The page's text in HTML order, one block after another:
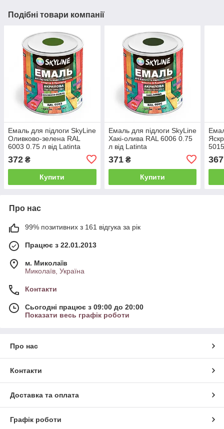
Подібні товари компанії
Емаль для підлоги SkyLine
Оливково-зелена RAL
6003 0.75 л від Latinta
372 ₴
Купити
Емаль для підлоги SkyLine
Хакі-олива RAL 6006 0.75
л від Latinta
371₴
Купити
367
Про нас
99% позитивних з 161 відгука за рік
Працює з 22.01.2013
м. Миколаїв
Миколаїв, Україна
Контакти
Сьогодні працює з 09:00 до 20:00
Показати весь графік роботи
Про нас
Контакти
Доставка та оплата
Графік роботи